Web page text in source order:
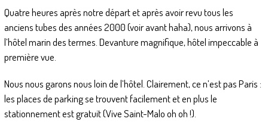
Quatre heures après notre départ et après avoir revu tous les
anciens tubes des années 2000 (voir avant haha), nous arrivons à
l’hôtel marin des termes. Devanture magnifique, hôtel impeccable à
première vue.
Nous nous garons nous loin de l’hôtel. Clairement, ce n’est pas Paris :
les places de parking se trouvent facilement et en plus le
stationnement est gratuit (Vive Saint-Malo oh oh !).